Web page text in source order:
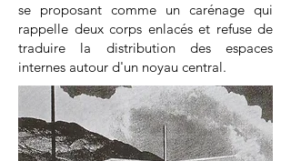
se proposant comme un carénage qui
rappelle deux corps enlacés et refuse de
traduire la distribution des espaces
internes autour d'un noyau central.